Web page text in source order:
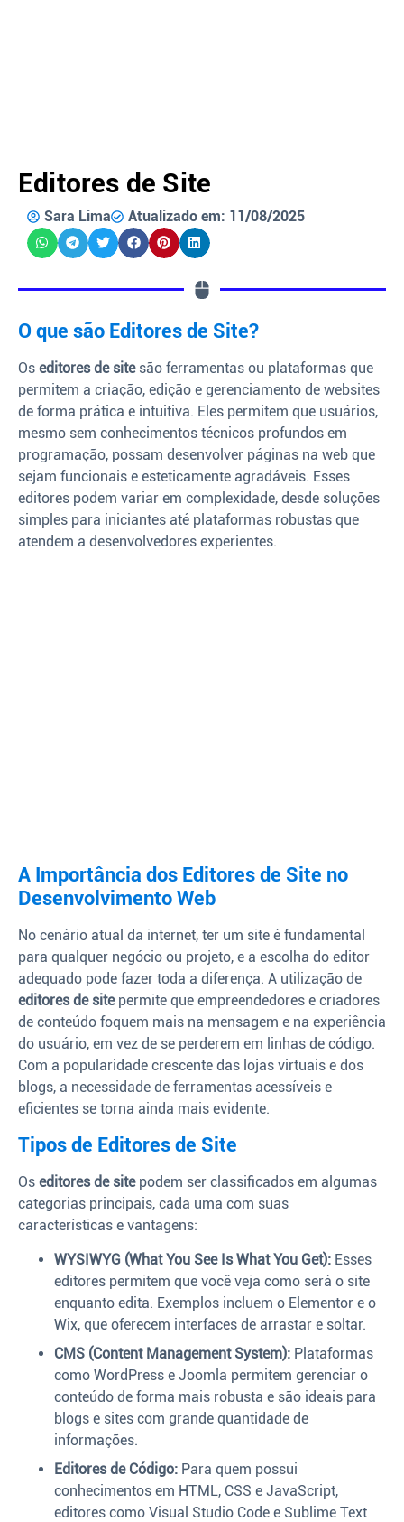
Editores de Site
Sara Lima Atualizado em: 11/08/2025
O que são Editores de Site?
Os editores de sitesão ferramentas ou plataformas que
permitem a criação, edição e gerenciamento de websites
de forma prática e intuitiva. Eles permitem que usuários,
mesmo sem conhecimentos técnicos profundos em
programação, possam desenvolver páginas na web que
sejam funcionais e esteticamente agradáveis. Esses
editores podem variar em complexidade, desde soluções
simples para iniciantes até plataformas robustas que
atendem a desenvolvedores experientes.
A Importância dos Editores de Site no
Desenvolvimento Web
No cenário atual da internet, ter um site é fundamental
para qualquer negócio ou projeto, e a escolha do editor
adequado pode fazer toda a diferença. A utilização de
editores de sitepermite que empreendedores e criadores
de conteúdo foquem mais na mensagem e na experiência
do usuário, em vez de se perderem em linhas de código.
Com a popularidade crescente das lojas virtuais e dos
blogs, a necessidade de ferramentas acessíveis e
eficientes se torna ainda mais evidente.
Tipos de Editores de Site
Os editores de sitepodem ser classificados em algumas
categorias principais, cada uma com suas
características e vantagens:
WYSIWYG (What You See Is What You Get): Esses
editores permitem que você veja como será o site
enquanto edita. Exemplos incluem o Elementor e o
Wix, que oferecem interfaces de arrastar e soltar.
CMS (Content Management System): Plataformas
como WordPress e Joomla permitem gerenciar o
conteúdo de forma mais robusta e são ideais para
blogs e sites com grande quantidade de
informações.
Editores de Código: Para quem possui
conhecimentos em HTML, CSS e JavaScript,
editores como Visual Studio Code e Sublime Text